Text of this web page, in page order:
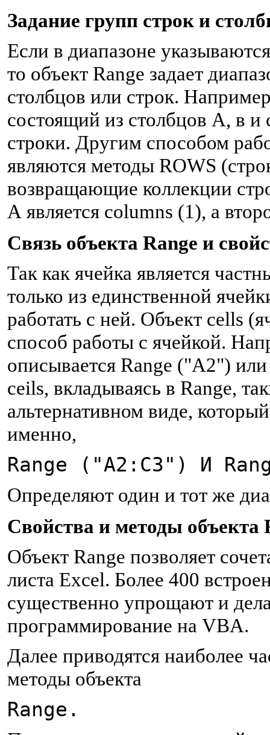
Задание групп строк и
Если в диапазоне
то объект Range задает
столбцов или строк.
состоящий из столбцов А, в
строки. Другим способом
являются методы ROWS
возвращающие коллекции
А является columns (1), а
Связь объекта Range и
Так как ячейка является
только из единственной
работать с ней. Объект cells
способ работы с ячейкой.
описывается Range ("A2")
ceils, вкладываясь в Range,
альтернативном виде,
именно,
Range ("А2:C3") И
Определяют один и тот же
Свойства и методы объекта
Объект Range позволяет
листа Excel. Более 400
существенно упрощают и
программирование на VBA.
Далее приводятся наиболее
методы объекта
Range.